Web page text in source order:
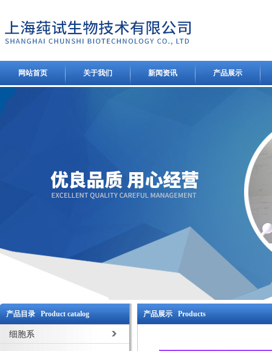
网站首页 关于我们 新闻资讯 产品展示
产品目录 Product catalog
细胞系
产品展示 Products